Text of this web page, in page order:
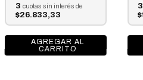
3 cuotas sin interés de
$26.833,33
3